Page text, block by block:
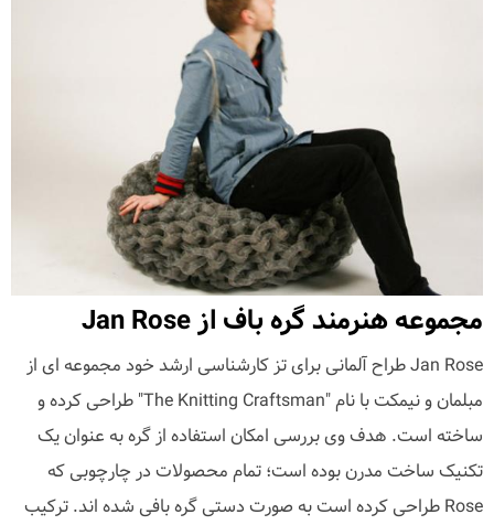
مجموعه هنرمند گره باف از Jan Rose
Jan Rose طراح آلمانی برای تز کارشناسی ارشد خود مجموعه ای از
مبلمان و نیمکت با نام "The Knitting Craftsman" طراحی کرده و
ساخته است. هدف وی بررسی امکان استفاده از گره به عنوان یک
تکنیک ساخت مدرن بوده است؛ تمام محصولات در چارچوبی که
Rose طراحی کرده است به صورت دستی گره بافی شده اند. ترکیب